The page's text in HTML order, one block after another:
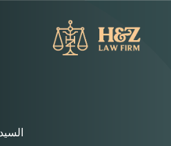
المحتوى